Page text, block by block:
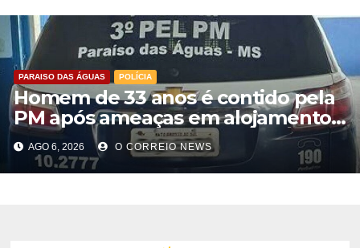
PARAISO DAS ÁGUAS POLÍCIA
Homem de 33 anos é contido pela
PM após ameaças em alojamento
de empresa em Paraíso das Águas
AGO 6, 2026 O CORREIO NEWS